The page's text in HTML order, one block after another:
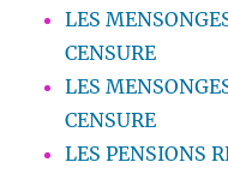
LES
CENSURE
LES
CENSURE
LES PENSIONS